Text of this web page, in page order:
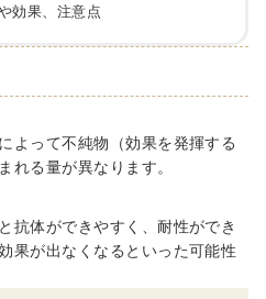
効果、注意点
よって不純物（効果を発揮する
れる量が異なります。
抗体ができやすく、耐性ができ
果が出なくなるといった可能性